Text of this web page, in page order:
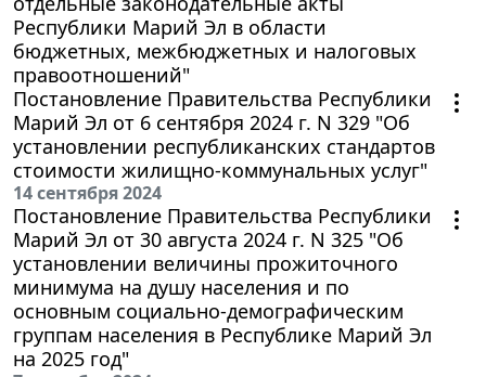
Республики Марий Эл в области
бюджетных, межбюджетных и налоговых
правоотношений"
Постановление Правительства Республики
Марий Эл от 6 сентября 2024 г. N 329 "Об
установлении республиканских стандартов
стоимости жилищно-коммунальных услуг"
14 сентября 2024
Постановление Правительства Республики
Марий Эл от 30 августа 2024 г. N 325 "Об
установлении величины прожиточного
минимума на душу населения и по
основным социально-демографическим
группам населения в Республике Марий Эл
на 2025 год"